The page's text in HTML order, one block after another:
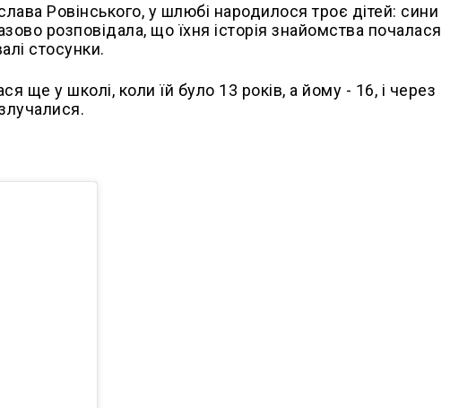
Ровінського, у шлюбі народилося троє дітей: сини
розповідала, що їхня історія знайомства почалася
стосунки.
ще у школі, коли їй було 13 років, а йому - 16, і через